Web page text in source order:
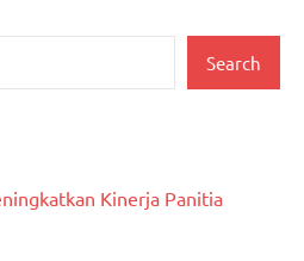
Search
Kinerja Panitia